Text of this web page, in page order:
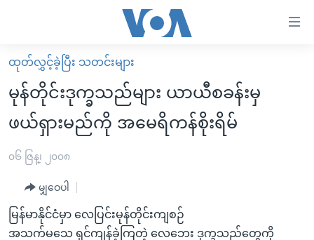
လွယ်ကူ
စေ
သည့်
များ
အကြောင်းအရာ
သို့
မူလစာမျက်နှာ
မြန်မာ
ကမ္ဘာ့သတင်းများ
နိုင်ငံတကာ
အစ္စရေး-ပါလက်စတိုင်း
ဗွီဒီယို
ရပ်ဝန်းတခု လမ်းတခု အလွန်
အင်္ဂလိပ်စာလေ့လာမယ်
ထုတ်လွှင့်ခဲ့ပြီး သတင်းများ
မုန်တိုင်းဒုက္ခသည်များ ယာယီစခန်းမှ
ဖယ်ရှားမည်ကို အမေရိကန်စိုးရိမ်
၀၆ ဇြန္၊ ၂၀၀၈
မျှဝေပါ
မြန်မာနိုင်ငံမှာ လေပြင်းမုန်တိုင်းကျစဉ်
အသက်မသေ ရှင်ကျန်ခဲ့ကြတဲ့ လေဘေး ဒုက္ခသည်တွေကို